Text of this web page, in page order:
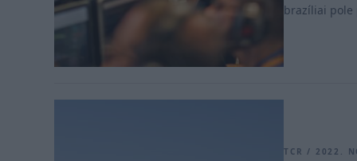
brazíliai pole
TCR / 2022.